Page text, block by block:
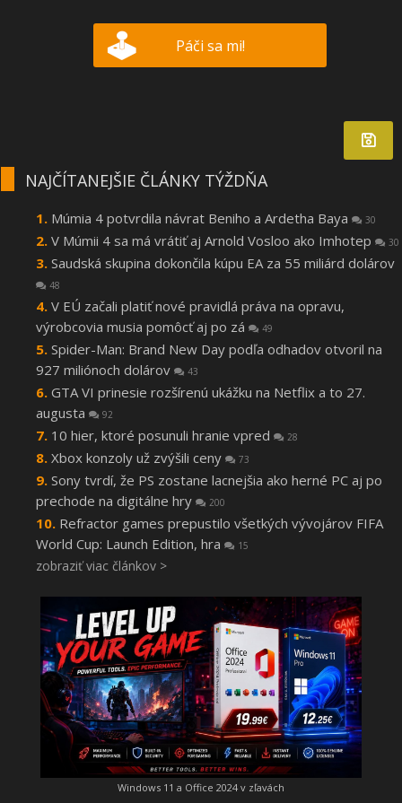
Páči sa mi!
NAJČÍTANEJŠIE ČLÁNKY TÝŽDŇA
Múmia 4 potvrdila návrat Beniho a Ardetha Baya 30
V Múmii 4 sa má vrátiť aj Arnold Vosloo ako Imhotep 30
Saudská skupina dokončila kúpu EA za 55 miliárd dolárov
48
V EÚ začali platiť nové pravidlá práva na opravu,
výrobcovia musia pomôcť aj po zá
49
Spider-Man: Brand New Day podľa odhadov otvoril na
927 miliónoch dolárov
43
GTA VI prinesie rozšírenú ukážku na Netflix a to 27.
augusta
92
10 hier, ktoré posunuli hranie vpred 28
Xbox konzoly už zvýšili ceny 73
Sony tvrdí, že PS zostane lacnejšia ako herné PC aj po
prechode na digitálne hry
200
Refractor games prepustilo všetkých vývojárov FIFA
World Cup: Launch Edition, hra
15
zobraziť viac článkov >
Windows 11 a Office 2024 v zľavách